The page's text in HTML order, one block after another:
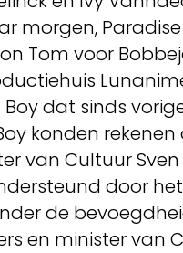
morgen, Paradise
Tom voor
dat sinds
konden
van Cultuur Sven
door
de
en minister van